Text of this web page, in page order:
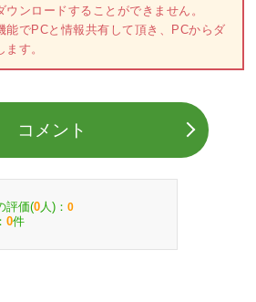
ンロードすることができません。
能でPCと情報共有して頂き、PCからダ
す。
コメント
評価(0 人)： 0
0件